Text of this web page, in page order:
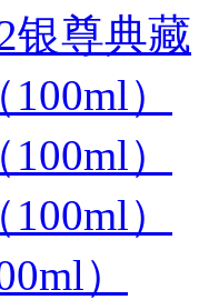
银尊典藏
）
）
）
）